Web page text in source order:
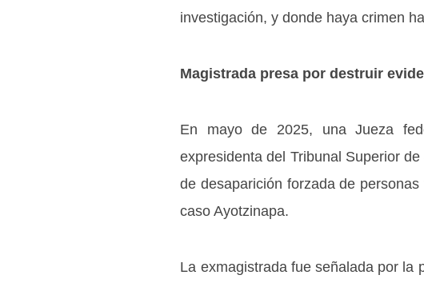
investigación, y donde haya crimen
Magistrada presa por destruir
En mayo de 2025, una Jueza
expresidenta del Tribunal Superior
de desaparición forzada de
caso Ayotzinapa.
La exmagistrada fue señalada por la